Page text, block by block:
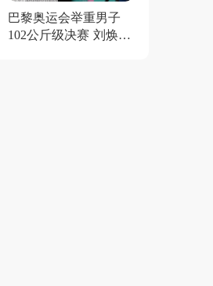
巴黎奥运会举重男子
102公斤级决赛 刘焕华